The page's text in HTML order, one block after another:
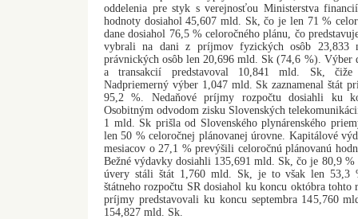
oddelenia pre styk s verejnosťou Ministerstva
hodnoty dosiahol 45,607 mld. Sk, čo je len 71 %
dane dosiahol 76,5 % celoročného plánu, čo
vybrali na dani z príjmov fyzických osôb
právnických osôb len 20,696 mld. Sk (74,6 %). Výber
a transakcií predstavoval 10,841 mld. Sk,
Nadpriemerný výber 1,047 mld. Sk zaznamenal štát
95,2 %. Nedaňové príjmy rozpočtu dosiahli ku
Osobitným odvodom zisku Slovenských
1 mld. Sk prišla od Slovenského plynárenského
len 50 % celoročnej plánovanej úrovne. Kapitálové
mesiacov o 27,1 % prevýšili celoročnú plánovanú
Bežné výdavky dosiahli 135,691 mld. Sk, čo je 80,9 %
úvery stáli štát 1,760 mld. Sk, je to však len 53,3
štátneho rozpočtu SR dosiahol ku koncu októbra
príjmy predstavovali ku koncu septembra 145,760
154,827 mld. Sk.